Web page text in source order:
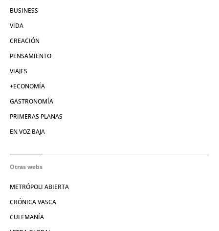
BUSINESS
VIDA
CREACIÓN
PENSAMIENTO
VIAJES
+ECONOMÍA
GASTRONOMÍA
PRIMERAS PLANAS
EN VOZ BAJA
Otras webs
METRÓPOLI ABIERTA
CRÓNICA VASCA
CULEMANÍA